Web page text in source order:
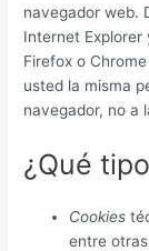
navegador web.
Internet Explorer
Firefox o
usted la misma
navegador, no a
¿Qué
Cookies
entre